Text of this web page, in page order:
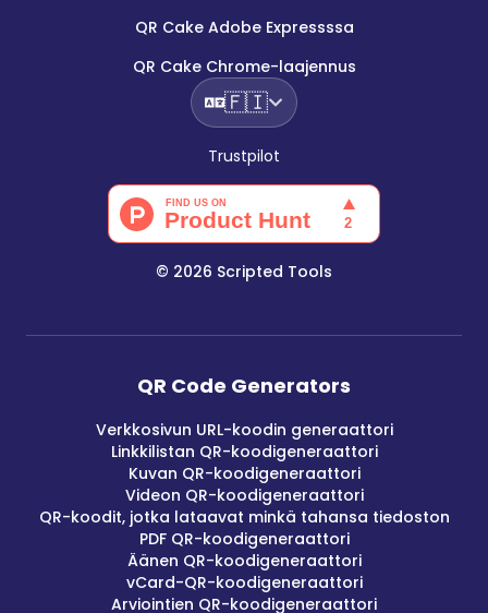
QR Cake Adobe Expressssa
QR Cake Chrome-laajennus
🇫🇮
Trustpilot
© 2026 Scripted Tools
QR Code Generators
Verkkosivun URL-koodin generaattori
Linkkilistan QR-koodigeneraattori
Kuvan QR-koodigeneraattori
Videon QR-koodigeneraattori
QR-koodit, jotka lataavat minkä tahansa tiedoston
PDF QR-koodigeneraattori
Äänen QR-koodigeneraattori
vCard-QR-koodigeneraattori
Arviointien QR-koodigeneraattori